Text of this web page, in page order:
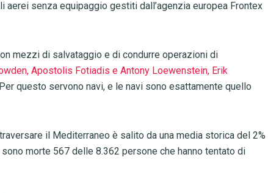
aerei senza equipaggio gestiti dall’agenzia europea Frontex
mezzi di salvataggio e di condurre operazioni di
Apostolis Fotiadis e Antony Loewenstein, Erik
questo servono navi, e le navi sono esattamente quello
il Mediterraneo è salito da una media storica del 2%
morte 567 delle 8.362 persone che hanno tentato di